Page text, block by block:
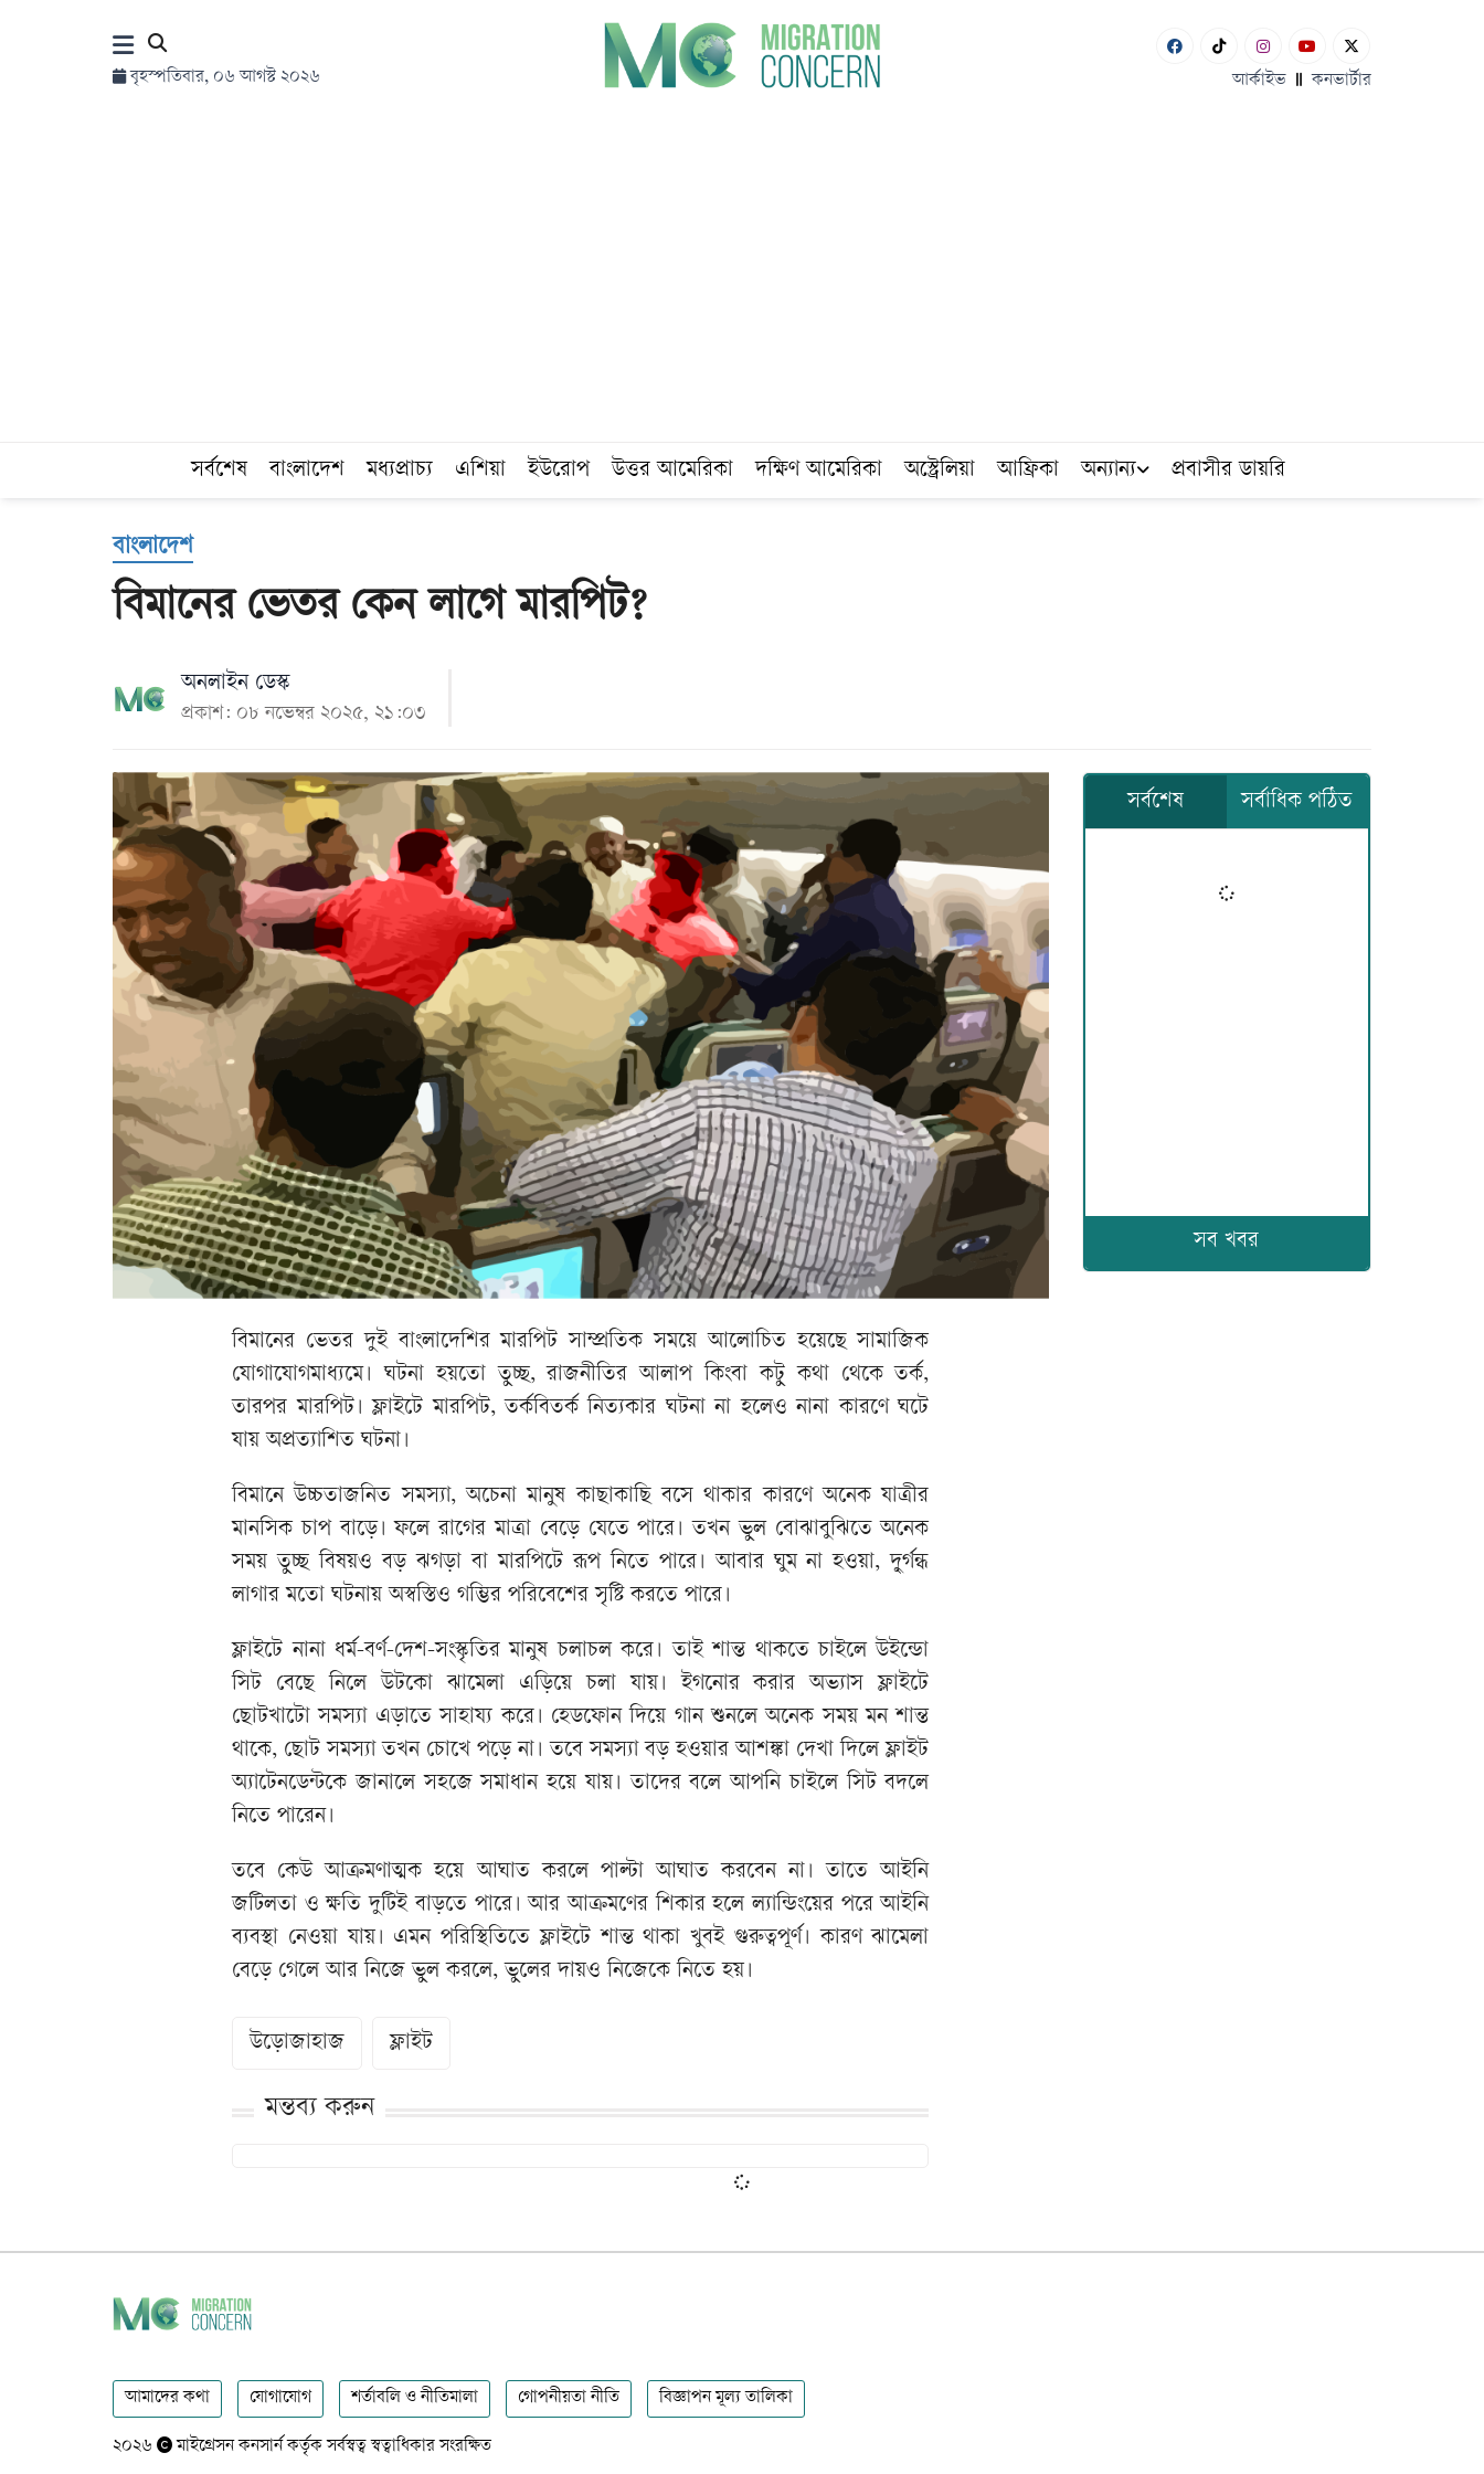
বৃহস্পতিবার, ০৬ আগস্ট ২০২৬ আর্কাইভ কনভার্টার
সর্বশেষ বাংলাদেশ মধ্যপ্রাচ্য এশিয়া ইউরোপ উত্তর আমেরিকা দক্ষিণ আমেরিকা অস্ট্রেলিয়া আফ্রিকা অন্যান্য প্রবাসীর ডায়রি
বাংলাদেশ
বিমানের ভেতর কেন লাগে মারপিট?
অনলাইন ডেস্ক
প্রকাশ: ০৮ নভেম্বর ২০২৫, ২১:০৩
বিমানের ভেতর দুই বাংলাদেশির মারপিট সাম্প্রতিক সময়ে আলোচিত হয়েছে সামাজিক
যোগাযোগমাধ্যমে। ঘটনা হয়তো তুচ্ছ, রাজনীতির আলাপ কিংবা কটু কথা থেকে তর্ক,
তারপর মারপিট। ফ্লাইটে মারপিট, তর্কবিতর্ক নিত্যকার ঘটনা না হলেও নানা কারণে ঘটে
যায় অপ্রত্যাশিত ঘটনা।
বিমানে উচ্চতাজনিত সমস্যা, অচেনা মানুষ কাছাকাছি বসে থাকার কারণে অনেক যাত্রীর
মানসিক চাপ বাড়ে। ফলে রাগের মাত্রা বেড়ে যেতে পারে। তখন ভুল বোঝাবুঝিতে অনেক
সময় তুচ্ছ বিষয়ও বড় ঝগড়া বা মারপিটে রূপ নিতে পারে। আবার ঘুম না হওয়া, দু্র্গন্ধ
লাগার মতো ঘটনায় অস্বস্তিও গম্ভির পরিবেশের সৃষ্টি করতে পারে।
ফ্লাইটে নানা ধর্ম-বর্ণ-দেশ-সংস্কৃতির মানুষ চলাচল করে। তাই শান্ত থাকতে চাইলে উইন্ডো
সিট বেছে নিলে উটকো ঝামেলা এড়িয়ে চলা যায়। ইগনোর করার অভ্যাস ফ্লাইটে
ছোটখাটো সমস্যা এড়াতে সাহায্য করে। হেডফোন দিয়ে গান শুনলে অনেক সময় মন শান্ত
থাকে, ছোট সমস্যা তখন চোখে পড়ে না। তবে সমস্যা বড় হওয়ার আশঙ্কা দেখা দিলে ফ্লাইট
অ্যাটেনডেন্টকে জানালে সহজে সমাধান হয়ে যায়। তাদের বলে আপনি চাইলে সিট বদলে
নিতে পারেন।
তবে কেউ আক্রমণাত্মক হয়ে আঘাত করলে পাল্টা আঘাত করবেন না। তাতে আইনি
জটিলতা ও ক্ষতি দুটিই বাড়তে পারে। আর আক্রমণের শিকার হলে ল্যান্ডিংয়ের পরে আইনি
ব্যবস্থা নেওয়া যায়। এমন পরিস্থিতিতে ফ্লাইটে শান্ত থাকা খুবই গুরুত্বপূর্ণ। কারণ ঝামেলা
বেড়ে গেলে আর নিজে ভুল করলে, ভুলের দায়ও নিজেকে নিতে হয়।
উড়োজাহাজ ফ্লাইট
মন্তব্য করুন
সর্বশেষ সর্বাধিক পঠিত
সব খবর
আমাদের কথা যোগাযোগ শর্তাবলি ও নীতিমালা গোপনীয়তা নীতি বিজ্ঞাপন মূল্য তালিকা
২০২৬ মাইগ্রেসন কনসার্ন কর্তৃক সর্বস্বত্ব স্বত্বাধিকার সংরক্ষিত